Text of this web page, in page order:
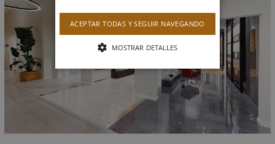
ACEPTAR TODAS Y SEGUIR NAVEGANDO
MOSTRAR DETALLES